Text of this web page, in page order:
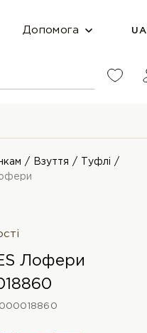
Допомога UA
Взуття
Туфлі
Лофери